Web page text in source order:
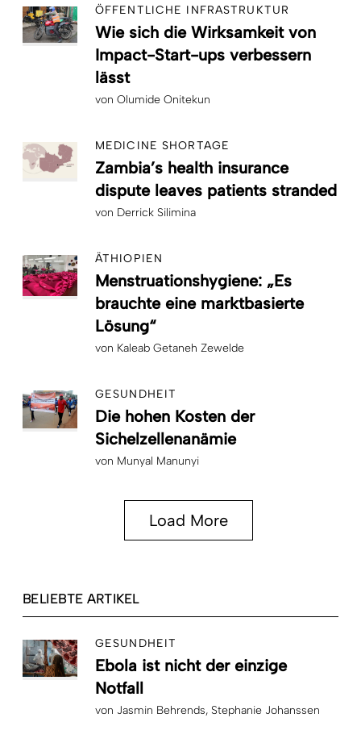
ÖFFENTLICHE INFRASTRUKTUR
Wie sich die Wirksamkeit von
Impact-Start-ups verbessern
lässt
von Olumide Onitekun
MEDICINE SHORTAGE
Zambia’s health insurance
dispute leaves patients stranded
von Derrick Silimina
ÄTHIOPIEN
Menstruationshygiene: „Es
brauchte eine marktbasierte
Lösung“
von Kaleab Getaneh Zewelde
GESUNDHEIT
Die hohen Kosten der
Sichelzellenanämie
von Munyal Manunyi
Load More
BELIEBTE ARTIKEL
GESUNDHEIT
Ebola ist nicht der einzige
Notfall
von Jasmin Behrends Stephanie Johanssen